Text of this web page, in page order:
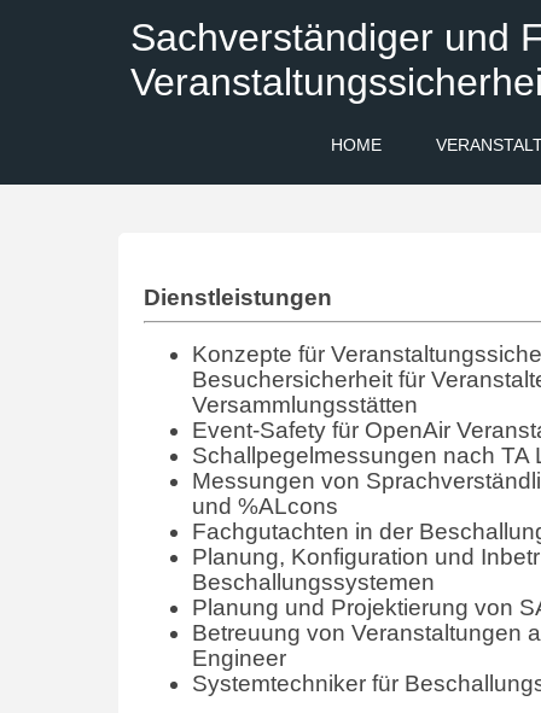
Sachverständiger und
HOME
Dienstleistungen
Konzepte für
Besuchersicherheit für
Versammlungsstätten
Event-Safety für OpenAir
Schallpegelmessungen nach TA
Messungen von
und %ALcons
Fachgutachten in der
Planung, Konfiguration und
Beschallungssystemen
Planung und Projektierung von
Betreuung von Veranstaltungen
Engineer
Systemtechniker für